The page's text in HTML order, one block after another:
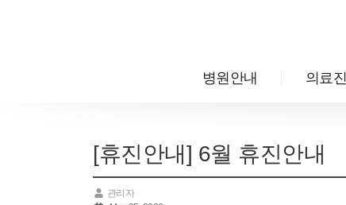
병원안내 의료
[휴진안내] 6월 휴진안내
관리자